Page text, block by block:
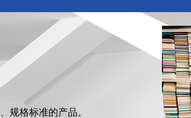
规格标准的产品。